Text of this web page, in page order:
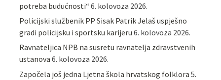
potreba budućnosti“ 6. kolovoza 2026.
Policijski službenik PP Sisak Patrik Jelaš uspješno
gradi policijsku i sportsku karijeru 6. kolovoza 2026.
Ravnateljica NPB na susretu ravnatelja zdravstvenih
ustanova 6. kolovoza 2026.
Započela još jedna Ljetna škola hrvatskog folklora 5.